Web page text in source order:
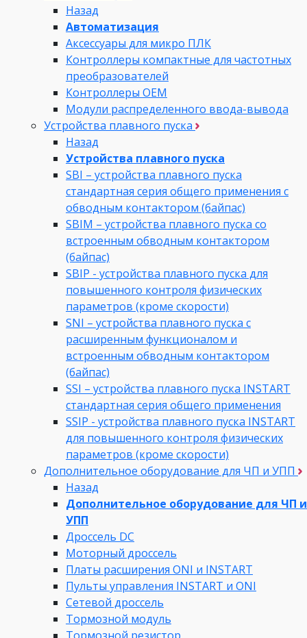
Назад
Автоматизация
Аксессуары для микро ПЛК
Контроллеры компактные для частотных
преобразователей
Контроллеры ОЕМ
Модули распределенного ввода-вывода
Устройства плавного пуска
Назад
Устройства плавного пуска
SBI – устройства плавного пуска
стандартная серия общего применения с
обводным контактором (байпас)
SBIM – устройства плавного пуска со
встроенным обводным контактором
(байпас)
SBIP - устройства плавного пуска для
повышенного контроля физических
параметров (кроме скорости)
SNI – устройства плавного пуска с
расширенным функционалом и
встроенным обводным контактором
(байпас)
SSI – устройства плавного пуска INSTART
стандартная серия общего применения
SSIP - устройства плавного пуска INSTART
для повышенного контроля физических
параметров (кроме скорости)
Дополнительное оборудование для ЧП и УПП
Назад
Дополнительное оборудование для ЧП и
УПП
Дроссель DC
Моторный дроссель
Платы расширения ONI и INSTART
Пульты управления INSTART и ONI
Сетевой дроссель
Тормозной модуль